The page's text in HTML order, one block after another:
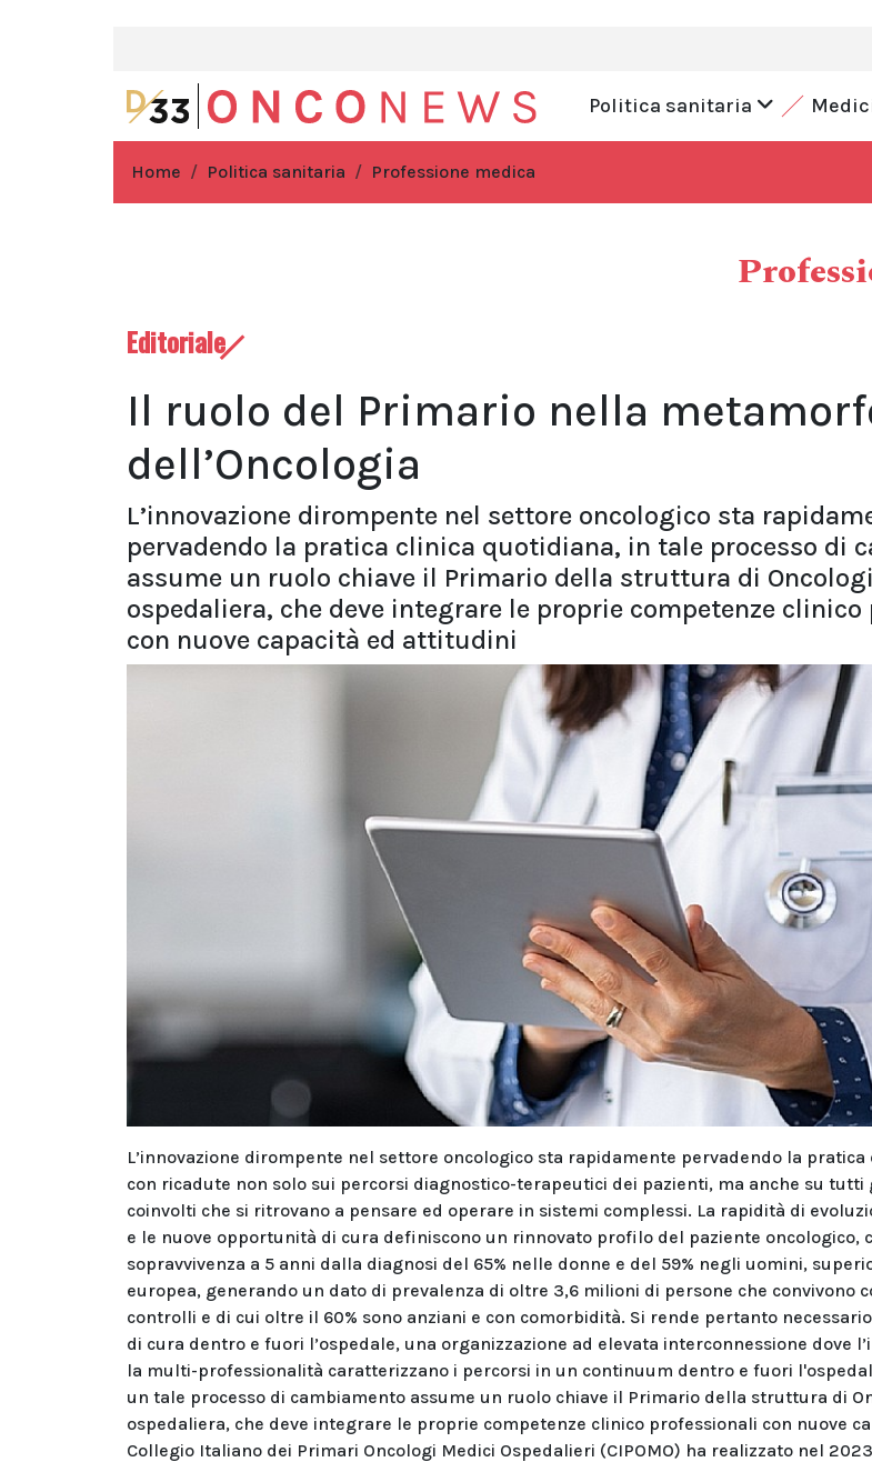
Politica sanitaria
Home Politica sanitaria Professione medica
Editoriale
Il ruolo del Primario nella
dell’Oncologia
L’innovazione dirompente nel settore oncologico sta
pervadendo la pratica clinica quotidiana, in tale processo di
assume un ruolo chiave il Primario della struttura di
ospedaliera, che deve integrare le proprie competenze
con nuove capacità ed attitudini
L’innovazione dirompente nel settore oncologico sta rapidamente pervadendo la
con ricadute non solo sui percorsi diagnostico-terapeutici dei pazienti, ma anche su
coinvolti che si ritrovano a pensare ed operare in sistemi complessi. La rapidità di
e le nuove opportunità di cura definiscono un rinnovato profilo del paziente oncologico,
sopravvivenza a 5 anni dalla diagnosi del 65% nelle donne e del 59% negli uomini,
europea, generando un dato di prevalenza di oltre 3,6 milioni di persone che convivono
controlli e di cui oltre il 60% sono anziani e con comorbidità. Si rende pertanto
di cura dentro e fuori l’ospedale, una organizzazione ad elevata interconnessione dove
la multi-professionalità caratterizzano i percorsi in un continuum dentro e fuori
un tale processo di cambiamento assume un ruolo chiave il Primario della struttura di
ospedaliera, che deve integrare le proprie competenze clinico professionali con nuove
Collegio Italiano dei Primari Oncologi Medici Ospedalieri (CIPOMO) ha realizzato nel